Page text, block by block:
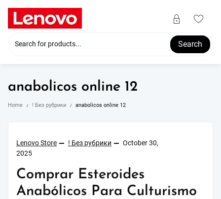
content
Search
anabolicos online 12
Home ! Без рубрики anabolicos online 12
Lenovo Store ! Без рубрики
October 30,
2025
Comprar Esteroides
Anabólicos Para Culturismo